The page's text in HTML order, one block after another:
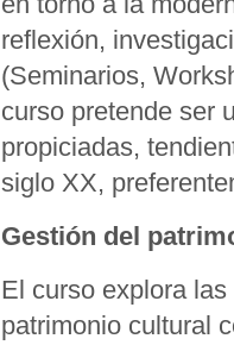
reflexión,
(Seminarios,
curso pretende ser
propiciadas,
siglo XX,
Gestión del
El curso explora
patrimonio cultural